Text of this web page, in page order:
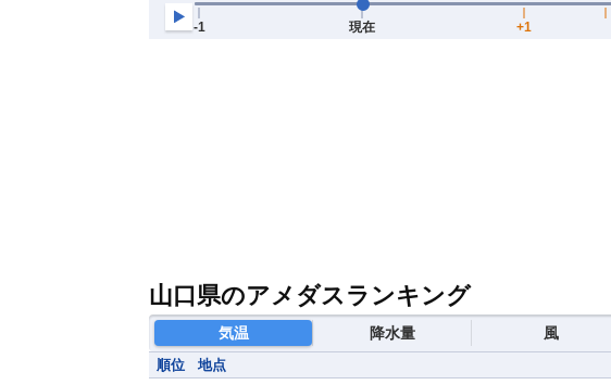
山口県のアメダスランキング
気温 降水量 風
順位 地点